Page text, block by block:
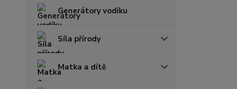
Generátory vodíku
Síla přírody
Matka a dítě